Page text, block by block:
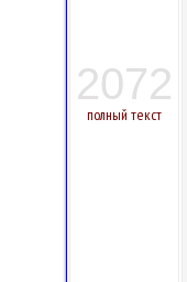
2072
полный текст